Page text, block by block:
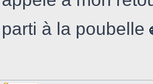
parti à la poubelle